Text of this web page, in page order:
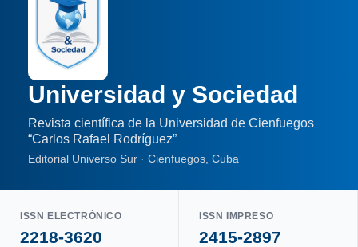
Universidad y Sociedad
Revista científica de la Universidad de Cienfuegos
“Carlos Rafael Rodríguez”
Editorial Universo Sur · Cienfuegos, Cuba
ISSN ELECTRÓNICO
2218-3620
ISSN IMPRESO
2415-2897